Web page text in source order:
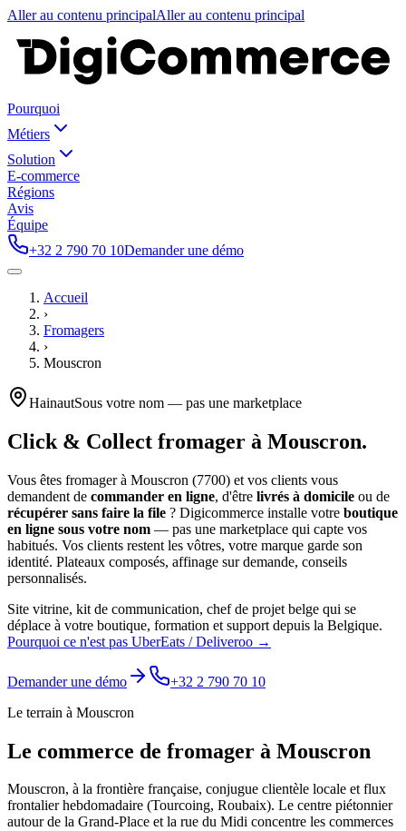
Aller au contenu principalAller au contenu principal
Pourquoi
Métiers
Solution
E-commerce
Régions
Avis
Équipe
+32 2 790 70 10Demander une démo
Accueil
›
Fromagers
›
Mouscron
HainautSous votre nom — pas une marketplace
Click & Collect fromager à Mouscron.
Vous êtes fromagerà Mouscron (7700) et vos clients vous
demandent de commander en ligne, d'être livrés à domicile ou de
récupérer sans faire la file ? Digicommerce installe votre boutique
en ligne sous votre nom — pas une marketplace qui capte vos
habitués. Vos clients restent les vôtres, votre marque garde son
identité. Plateaux composés, affinage sur demande, conseils
personnalisés.
Site vitrine, kit de communication, chef de projet belge qui se
déplace à votre boutique, formation et support depuis la Belgique.
Pourquoi ce n'est pas UberEats / Deliveroo →
Demander une démo
+32 2 790 70 10
Le terrain à Mouscron
Le commerce de fromager à Mouscron
Mouscron, à la frontière française, conjugue clientèle locale et flux
frontalier hebdomadaire (Tourcoing, Roubaix). Le centre piétonnier
autour de la Grand-Place et la rue du Midi concentre les commerces